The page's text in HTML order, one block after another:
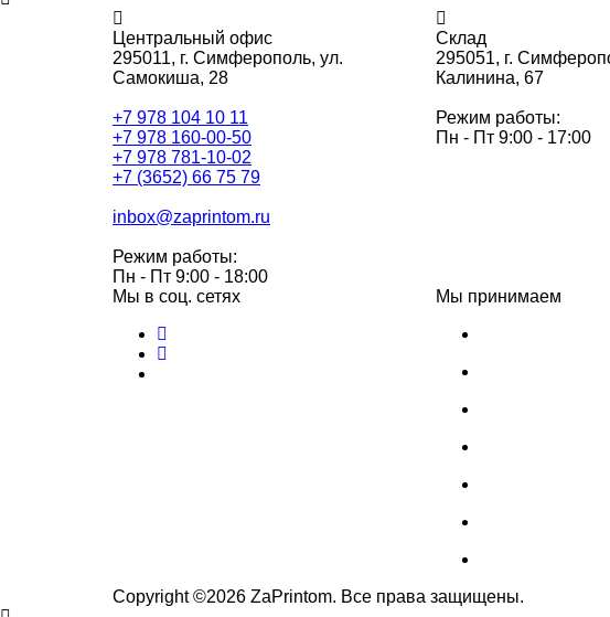
Центральный офис
295011, г. Симферополь, ул.
Самокиша, 28
+7 978 104 10 11
+7 978 160-00-50
+7 978 781-10-02
+7 (3652) 66 75 79
inbox@zaprintom.ru
Режим работы:
Пн - Пт 9:00 - 18:00
Склад
295051, г.
Калинина, 67
Режим работы:
Пн - Пт 9:00 - 17:00
Мы в соц. сетях Мы принимаем
Copyright ©2026 ZaPrintom. Все права защищены.